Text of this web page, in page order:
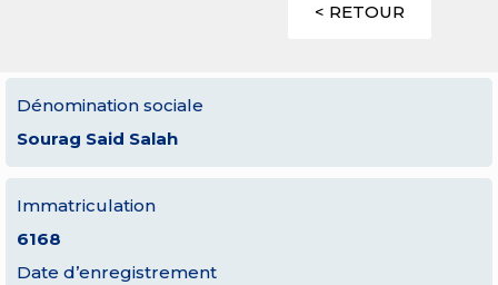
< RETOUR
Dénomination sociale
Sourag Said Salah
Immatriculation
6168
Date d’enregistrement